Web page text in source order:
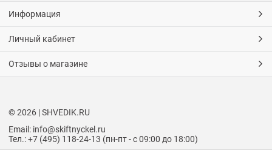
Информация
Личный кабинет
Отзывы о магазине
© 2026 | SHVEDIK.RU
Email: info@skiftnyckel.ru
Тел.: +7 (495) 118-24-13 (пн-пт - с 09:00 до 18:00)